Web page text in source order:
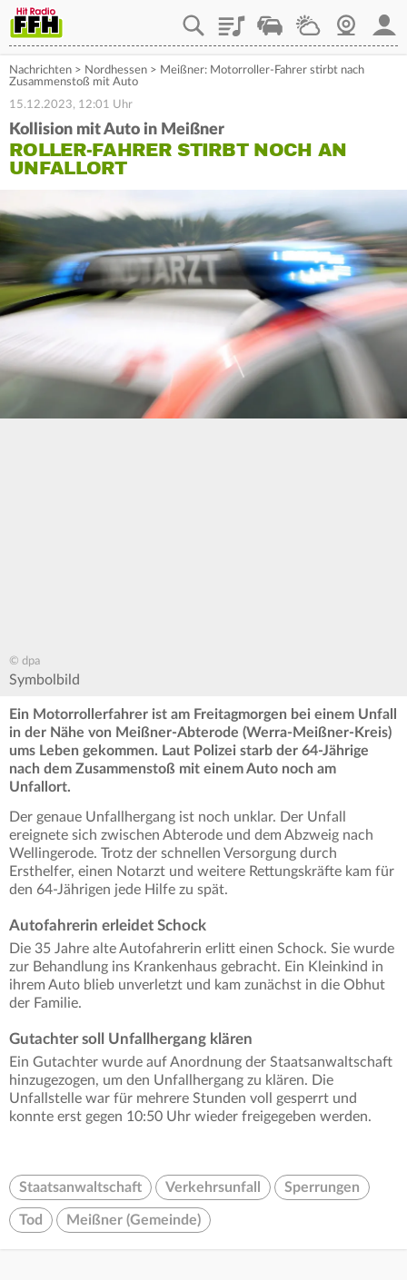
PlaylistStaupilotWetterWebcam
Nachrichten > Nordhessen > Meißner: Motorroller-Fahrer stirbt nach
Zusammenstoß mit Auto
15.12.2023, 12:01 Uhr
Kollision mit Auto in Meißner
ROLLER-FAHRER STIRBT NOCH AN
UNFALLORT
© dpa
Symbolbild
Ein Motorrollerfahrer ist am Freitagmorgen bei einem Unfall
in der Nähe von Meißner-Abterode (Werra-Meißner-Kreis)
ums Leben gekommen. Laut Polizei starb der 64-Jährige
nach dem Zusammenstoß mit einem Auto noch am
Unfallort.
Der genaue Unfallhergang ist noch unklar. Der Unfall
ereignete sich zwischen Abterode und dem Abzweig nach
Wellingerode. Trotz der schnellen Versorgung durch
Ersthelfer, einen Notarzt und weitere Rettungskräfte kam für
den 64-Jährigen jede Hilfe zu spät.
Autofahrerin erleidet Schock
Die 35 Jahre alte Autofahrerin erlitt einen Schock. Sie wurde
zur Behandlung ins Krankenhaus gebracht. Ein Kleinkind in
ihrem Auto blieb unverletzt und kam zunächst in die Obhut
der Familie.
Gutachter soll Unfallhergang klären
Ein Gutachter wurde auf Anordnung der Staatsanwaltschaft
hinzugezogen, um den Unfallhergang zu klären. Die
Unfallstelle war für mehrere Stunden voll gesperrt und
konnte erst gegen 10:50 Uhr wieder freigegeben werden.
Staatsanwaltschaft Verkehrsunfall Sperrungen
Tod Meißner (Gemeinde)